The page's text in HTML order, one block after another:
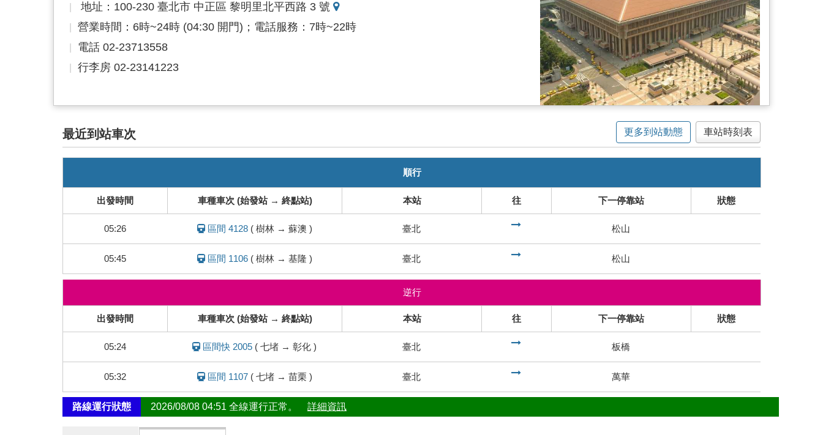
地址：100-230 臺北市 中正區 黎明里北平西路 3 號
圖
營業時間：6時~24時 (04:30 開門)；電話服務：7時~22時
電話 02-23713558
行李房 02-23141223
最近到站車次 更多到站動態 車站時刻表
順行
出發時間 車種車次 (始發站 → 終點站) 本站 往 下一停靠站 狀態
05:26 區間 4128 ( 樹林 → 蘇澳 ) 臺北 松山
05:45 區間 1106 ( 樹林 → 基隆 ) 臺北 松山
車
逆行
出發時間 車種車次 (始發站 → 終點站) 本站 往 下一停靠站 狀態
05:24 區間快 2005 ( 七堵 → 彰化 ) 臺北 板橋
05:32 區間 1107 ( 七堵 → 苗栗 ) 臺北 萬華
路線運行狀態 2026/08/08 04:51 全線運行正常。 詳細資訊